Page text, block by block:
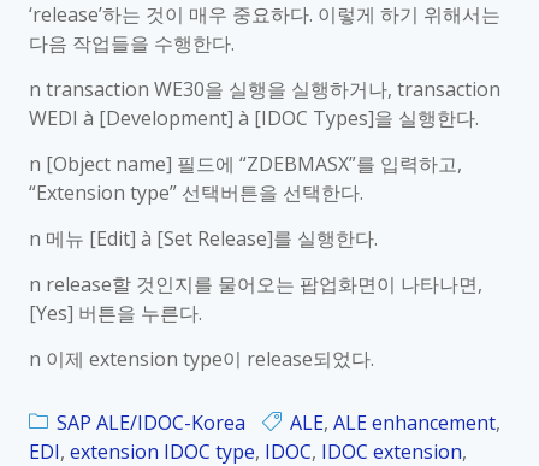
‘release’하는 것이 매우 중요하다. 이렇게 하기 위해서는
다음 작업들을 수행한다.
n transaction WE30을 실행을 실행하거나, transaction
WEDI à [Development] à [IDOC Types]을 실행한다.
n [Object name] 필드에 “ZDEBMASX”를 입력하고,
“Extension type” 선택버튼을 선택한다.
n 메뉴 [Edit] à [Set Release]를 실행한다.
n release할 것인지를 물어오는 팝업화면이 나타나면,
[Yes] 버튼을 누른다.
n 이제 extension type이 release되었다.
SAP ALE/IDOC-Korea ALE, ALE enhancement,
EDI, extension IDOC type, IDOC, IDOC extension,